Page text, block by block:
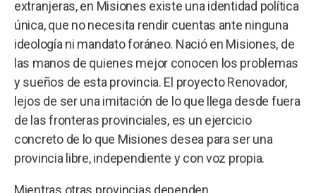
extranjeras, en Misiones existe una identidad política
única, que no necesita rendir cuentas ante ninguna
ideología ni mandato foráneo. Nació en Misiones, de
las manos de quienes mejor conocen los problemas
y sueños de esta provincia. El proyecto Renovador,
lejos de ser una imitación de lo que llega desde fuera
de las fronteras provinciales, es un ejercicio
concreto de lo que Misiones desea para ser una
provincia libre, independiente y con voz propia.
Mientras otras provincias dependen